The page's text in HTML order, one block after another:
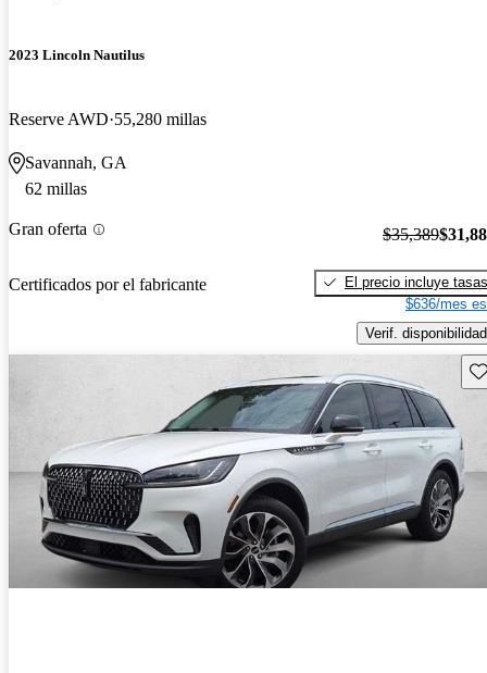
2023 Lincoln Nautilus
Reserve AWD 55,280 millas
Savannah, GA
62 millas
Gran oferta
Certificados por el fabricante
$35,389
El precio incluye tasas
$636/mes
Verif. disponibilidad